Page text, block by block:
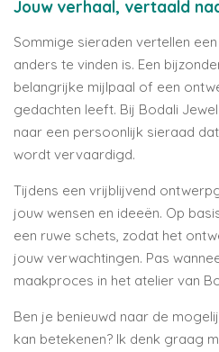
Jouw verhaal, vertaald
Sommige sieraden vertellen
anders te vinden is. Een
belangrijke mijlpaal of een
gedachten leeft. Bij Bodali
naar een persoonlijk sieraad
wordt vervaardigd.
Tijdens een vrijblijvend
jouw wensen en ideeën. Op
een ruwe schets, zodat het
jouw verwachtingen. Pas
maakproces in het atelier van
Ben je benieuwd naar de
kan betekenen? Ik denk graag